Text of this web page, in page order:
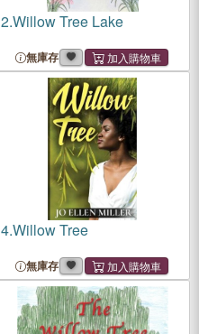
2.Willow Tree Lake
無庫存
4.Willow Tree
無庫存